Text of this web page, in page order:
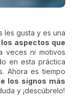
les gusta y es una
aspectos que
veces ni motivos
en esta práctica
Ahora es tiempo
los signos más
y ¡descúbrelo!